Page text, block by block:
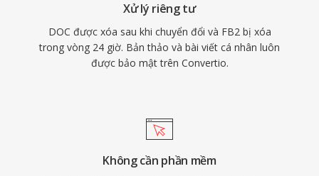
Xử lý riêng tư
DOC được xóa sau khi chuyển đổi và FB2 bị xóa
trong vòng 24 giờ. Bản thảo và bài viết cá nhân luôn
được bảo mật trên Convertio.
Không cần phần mềm